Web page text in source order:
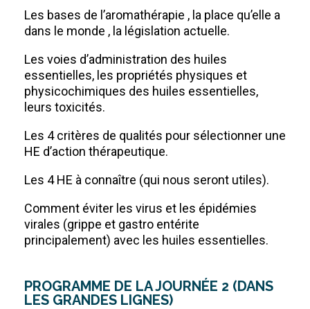
Les bases de l’aromathérapie , la place qu’elle a
dans le monde , la législation actuelle.
Les voies d’administration des huiles
essentielles, les propriétés physiques et
physicochimiques des huiles essentielles,
leurs toxicités.
Les 4 critères de qualités pour sélectionner une
HE d’action thérapeutique.
Les 4 HE à connaître (qui nous seront utiles).
Comment éviter les virus et les épidémies
virales (grippe et gastro entérite
principalement) avec les huiles essentielles.
PROGRAMME DE LA JOURNÉE 2 (DANS
LES GRANDES LIGNES)